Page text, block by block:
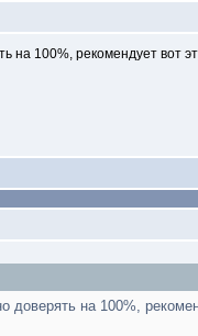
на 100%, рекомендует вот
доверять на 100%,